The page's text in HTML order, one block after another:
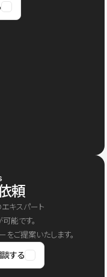
頼
キスパート
能です。
ご提案いたします。
する